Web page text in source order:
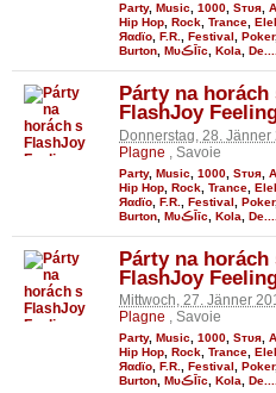
Party, Music, 1000, Sтυя,
Hip Hop, Rock, Trance,
Яαdϊo, F.R., Festival, Poker
Burton, MυڪĪīc, Kola,
Párty na horách
FlashJoy
Donnerstag, 28.
Plagne
, Savoie
Party, Music 1000 Sтυя
Hip Hop Rock Trance
Яαdϊo F.R. Festival Poker,
Burton
MυڪĪīc Kola De....
Párty na horách
FlashJoy
Mittwoch, 27. Jänner
Plagne , Savoie
Party, Music 1000 Sтυя
Hip Hop Rock Trance
Яαdϊo F.R. Festival Poker,
Burton
MυڪĪīc Kola De....